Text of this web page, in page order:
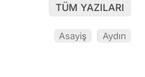
TÜM YAZILARI
Asayiş Aydın